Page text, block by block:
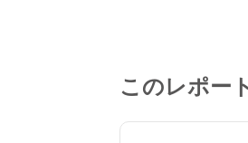
このレポー